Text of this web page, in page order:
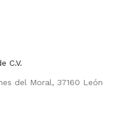
C.V.
del Moral, 37160 León